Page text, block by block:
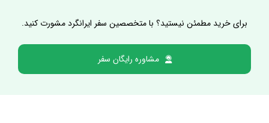
برای خرید مطمئن نیستید؟ با متخصصین سفر ایرانگرد مشورت کنید.
مشاوره رایگان سفر